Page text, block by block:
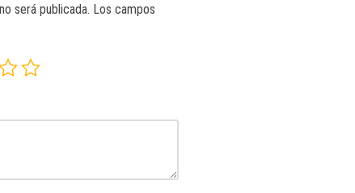
será publicada. Los campos